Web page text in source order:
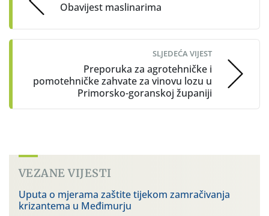
Obavijest maslinarima
SLJEDEĆA VIJEST
Preporuka za agrotehničke i
pomotehničke zahvate za vinovu lozu u
Primorsko-goranskoj županiji
VEZANE VIJESTI
Uputa o mjerama zaštite tijekom zamračivanja
krizantema u Međimurju